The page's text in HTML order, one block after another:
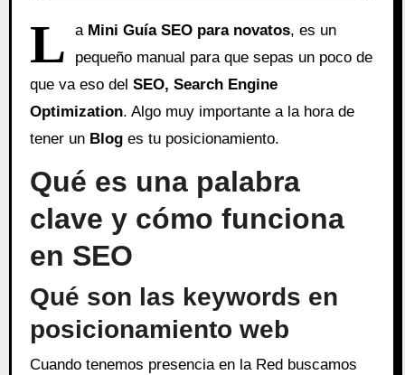
L a Mini Guía SEO para novatos, es un
pequeño manual para que sepas un poco de
que va eso del SEO, Search Engine
Optimization. Algo muy importante a la hora de
tener unBloges tu posicionamiento.
Qué es una palabra
clave y cómo funciona
en SEO
Qué son las keywords en
posicionamiento web
Cuando tenemos presencia en la Red buscamos